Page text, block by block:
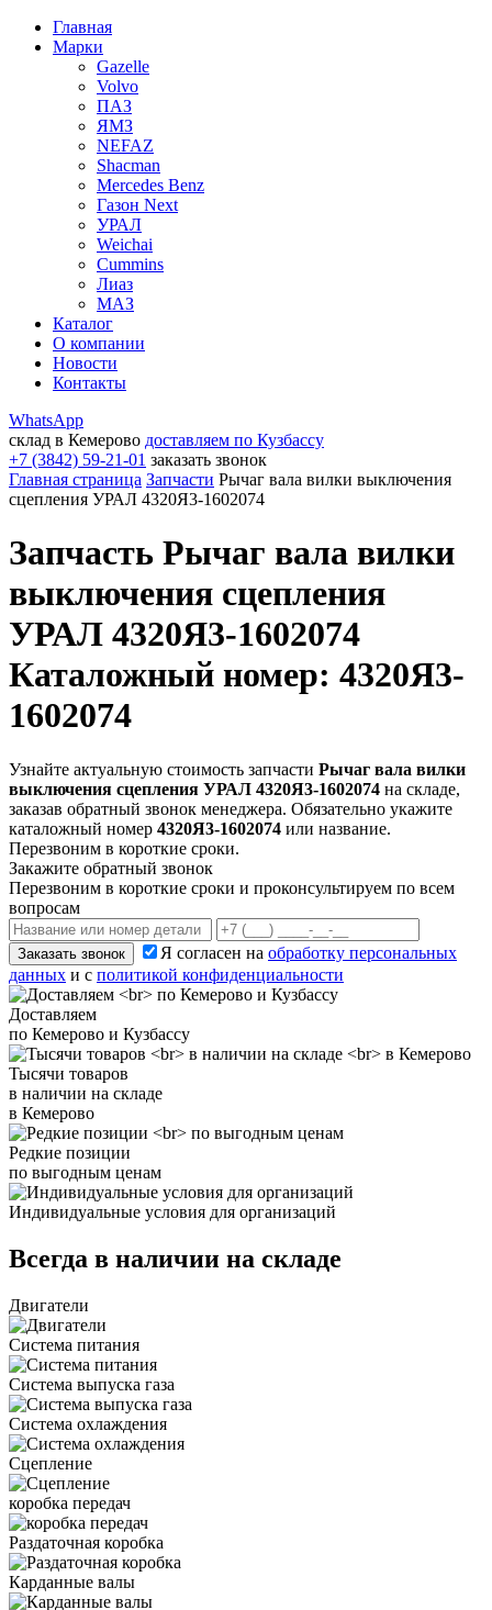
Главная
Марки
Gazelle
Volvo
ПАЗ
ЯМЗ
NEFAZ
Shacman
Mercedes Benz
Газон Next
УРАЛ
Weichai
Cummins
Лиаз
МАЗ
Каталог
О компании
Новости
Контакты
WhatsApp
склад в Кемерово доставляем по Кузбассу
+7 (3842) 59-21-01 заказать звонок
Главная страница Запчасти Рычаг вала вилки выключения
сцепления УРАЛ 4320Я3-1602074
Запчасть Рычаг вала вилки
выключения сцепления
УРАЛ 4320Я3-1602074
Каталожный номер: 4320Я3-
1602074
Узнайте актуальную стоимость запчасти Рычаг вала вилки
выключения сцепления УРАЛ 4320Я3-1602074 на складе,
заказав обратный звонок менеджера. Обязательно укажите
каталожный номер 4320Я3-1602074 или название.
Перезвоним в короткие сроки.
Закажите обратный звонок
Перезвоним в короткие сроки и проконсультируем по всем
вопросам
Заказать звонок Я согласен на обработку персональных
данных и с политикой конфиденциальности
Доставляем
по Кемерово и Кузбассу
Тысячи товаров
в наличии на складе
в Кемерово
Редкие позиции
по выгодным ценам
Индивидуальные условия для организаций
Всегда в наличии на складе
Двигатели
Система питания
Система выпуска газа
Система охлаждения
Сцепление
коробка передач
Раздаточная коробка
Карданные валы